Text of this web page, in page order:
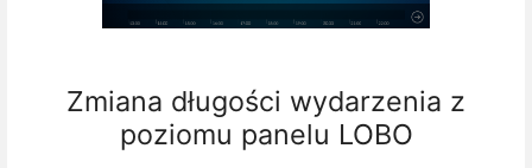
Zmiana długości wydarzenia z
poziomu panelu LOBO